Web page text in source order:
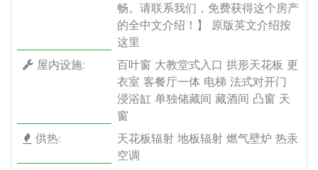
畅。请联系我们，免费获得这个房产
的全中文介绍！】 原版英文介绍按
这里
屋内设施:
百叶窗 大教堂式入口 拱形天花板 更
衣室 客餐厅一体 电梯 法式对开门
浸浴缸 单独储藏间 藏酒间 凸窗 天
窗
供热:
天花板辐射 地板辐射 燃气壁炉 热汞
空调